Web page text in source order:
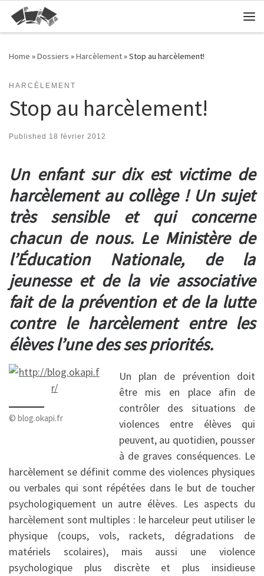
Skip to content
Home »Dossiers »Harcèlement»Stop au harcèlement!
HARCÈLEMENT
Stop au harcèlement!
Published 18 février 2012
Un enfant sur dix est victime de
harcèlement au collège ! Un sujet
très sensible et qui concerne
chacun de nous. Le Ministère de
l’Éducation Nationale, de la
jeunesse et de la vie associative
fait de la prévention et de la lutte
contre le harcèlement entre les
élèves l’une des ses priorités.
© blog.okapi.fr
Un plan de prévention doit
être mis en place afin de
contrôler des situations de
violences entre élèves qui
peuvent, au quotidien, pousser
à de graves conséquences. Le
harcèlement se définit comme des violences physiques
ou verbales qui sont répétées dans le but de toucher
psychologiquement un autre élèves. Les aspects du
harcèlement sont multiples : le harceleur peut utiliser le
physique (coups, vols, rackets, dégradations de
matériels scolaires), mais aussi une violence
psychologique plus discrète et plus insidieuse